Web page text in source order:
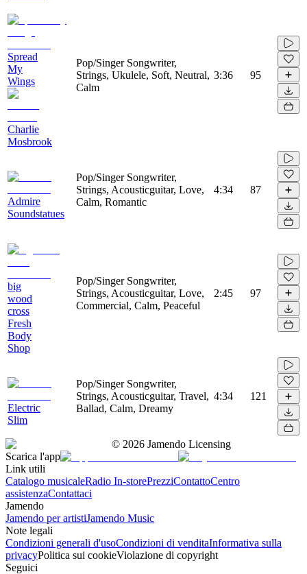
Spread
My
Wings
Charlie
Mosbrook
Pop/Singer Songwriter,
Strings, Ukulele, Soft, Neutral,
Calm
3:36 95
Admire
Soundstatues
Pop/Singer Songwriter,
Strings, Acousticguitar, Love,
Calm, Romantic
4:34 87
big
wood
cross
Fresh
Body
Shop
Pop/Singer Songwriter,
Strings, Acousticguitar, Love,
Commercial, Calm, Peaceful
2:45 97
Electric
Slim
Pop/Singer Songwriter,
Strings, Acousticguitar, Travel,
Ballad, Calm, Dreamy
4:34 121
© 2026 Jamendo Licensing
Scarica l'app
Link utili
Catalogo musicaleRadio In-storePrezziContattoCentro
assistenzaContattaci
Jamendo
Jamendo per artistiJamendo Music
Note legali
Condizioni generali d'usoCondizioni di venditaInformativa sulla
privacyPolitica sui cookieViolazione di copyright
Seguici